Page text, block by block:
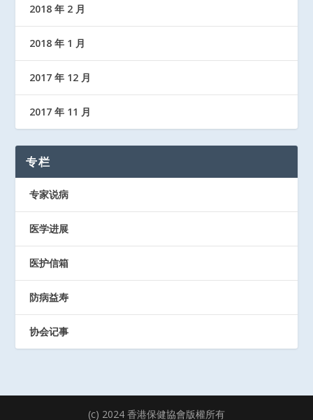
2018 年 2 月
2018 年 1 月
2017 年 12 月
2017 年 11 月
专栏
专家说病
医学进展
医护信箱
防病益寿
协会记事
(c) 2024 香港保健協會版權所有